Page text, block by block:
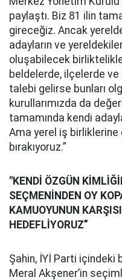
paylaştı. Biz 81 ilin
gireceğiz. Ancak
adayların ve
oluşabilecek
beldelerde, ilçelerde
talebi gelirse bunları
kurullarımızda da
tamamında kendi
Ama yerel iş birliklerine
bırakıyoruz.”
"KENDİ ÖZGÜN
SEÇMENİNDEN OY
KAMUOYUNUN
HEDEFLİYORUZ”
Şahin, İYİ Parti içindeki
Meral Akşener’in